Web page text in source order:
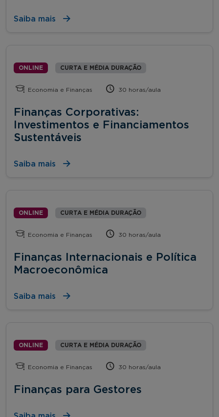
Saiba mais
ONLINE CURTA E MÉDIA DURAÇÃO
Economia e Finanças 30 horas/aula
Finanças Corporativas:
Investimentos e Financiamentos
Sustentáveis
Saiba mais
ONLINE CURTA E MÉDIA DURAÇÃO
Economia e Finanças 30 horas/aula
Finanças Internacionais e Política
Macroeconômica
Saiba mais
ONLINE CURTA E MÉDIA DURAÇÃO
Economia e Finanças 30 horas/aula
Finanças para Gestores